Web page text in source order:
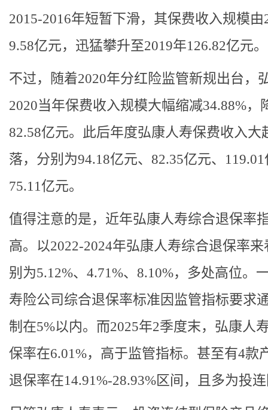
2015-2016年短暂下滑，其保费收入规模由
9.58亿元，迅猛攀升至2019年126.82亿元。
不过，随着2020年分红险监管新规出台，
2020当年保费收入规模大幅缩减34.88%，
82.58亿元。此后年度弘康人寿保费收入大
落，分别为94.18亿元、82.35亿元、
75.11亿元。
值得注意的是，近年弘康人寿综合退保率
高。以2022-2024年弘康人寿综合退保率来
别为5.12%、4.71%、8.10%，多处高位。
寿险公司综合退保率标准因监管指标要求
制在5%以内。而2025年2季度末，弘康人
保率在6.01%，高于监管指标。甚至有4款
退保率在14.91%-28.93%区间，且多为投